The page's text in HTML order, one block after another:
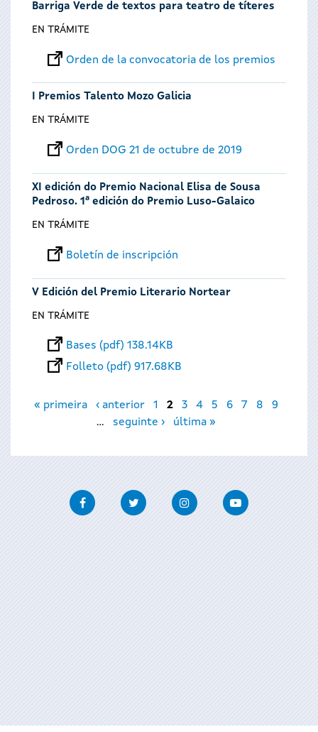
Barriga Verde de textos para teatro de títeres
EN TRÁMITE
Orden de la convocatoria de los premios
I Premios Talento Mozo Galicia
EN TRÁMITE
Orden DOG 21 de octubre de 2019
XI edición do Premio Nacional Elisa de Sousa
Pedroso. 1ª edición do Premio Luso-Galaico
EN TRÁMITE
Boletín de inscripción
V Edición del Premio Literario Nortear
EN TRÁMITE
Bases (pdf) 138.14KB
Folleto (pdf) 917.68KB
Páginas
« primeira ‹ anterior 1 2 3 4 5 6 7 8
9
…
seguinte › última »
FacebookTwitter InstagramYoutube